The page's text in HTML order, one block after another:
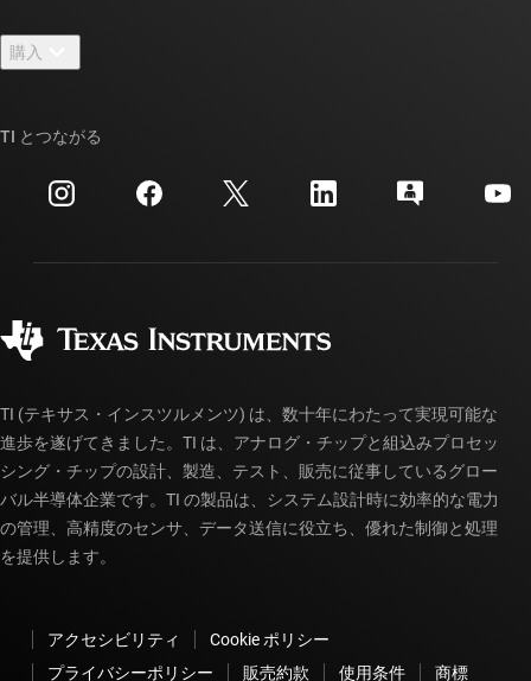
ニュース
イベント
投資家向け情報
TI E2E™ 設計サポート・フォーラム
クロスリファレンス検索
カスタマー・サポート・センター
myTI アカウントの FAQ
購入
ご注文に関する FAQ
TI とつながる
TI (テキサス・インスツルメンツ) は、数十年にわたって実現可能な
進歩を遂げてきました。TI は、アナログ・チップと組込みプロセッ
シング・チップの設計、製造、テスト、販売に従事しているグロー
バル半導体企業です。TI の製品は、システム設計時に効率的な電力
の管理、高精度のセンサ、データ送信に役立ち、優れた制御と処理
を提供します。
アクセシビリティ
Cookie ポリシー
プライバシーポリシー
販売約款 使用条件 商標